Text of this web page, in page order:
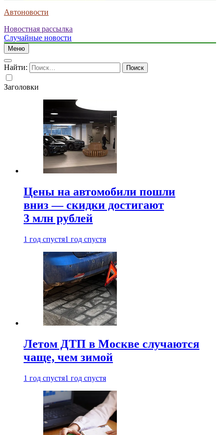
Автоновости
Новостная рассылка
Случайные новости
Меню
Найти:
Заголовки
Цены на автомобили пошли
вниз — скидки достигают
3 млн рублей
1 год спустя1 год спустя
Летом ДТП в Москве случаются
чаще, чем зимой
1 год спустя1 год спустя